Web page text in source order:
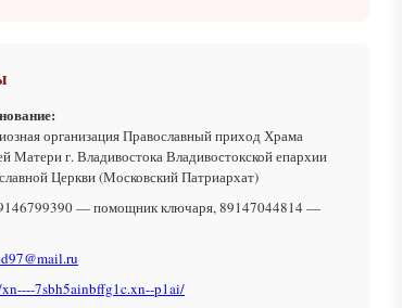
организация Православный приход Храма
Матери г. Владивостока Владивостокской епархии
Церкви (Московский Патриархат)
— помощник ключаря, 89147044814 —
7sbh5ainbffg1c.xn--p1ai/